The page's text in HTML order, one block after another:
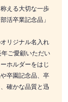
える大切な一歩
活卒業記念品」
リジナル名入れ
ご愛顧いただい
ホルダーをはじ
卒園記念品、卒
確かな品質と迅